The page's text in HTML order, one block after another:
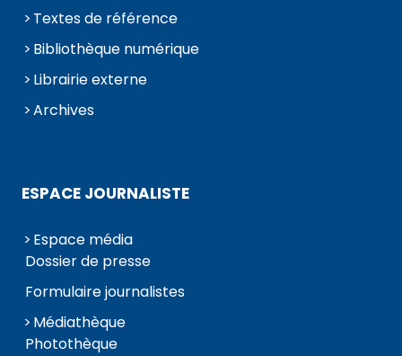
Textes de référence
Bibliothèque numérique
Librairie externe
Archives
ESPACE JOURNALISTE
Espace média
Dossier de presse
Formulaire journalistes
Médiathèque
Photothèque